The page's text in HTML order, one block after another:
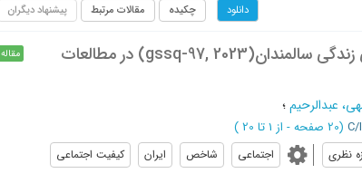
دانلود چکیده مقالات مرتبط پیشنهاد دیگران
ضرورت طراحی و معرفی شاخص ایرانی کیفیت اجتماعی زندگی سالمندان(gssq-97, 2023) در مطالعات
مقاله
عبدالرحیم؛
(‎20 صفحه - از 1 تا 20 )
نظری اجتماعی شاخص ایران
کیفیت اجتماعی